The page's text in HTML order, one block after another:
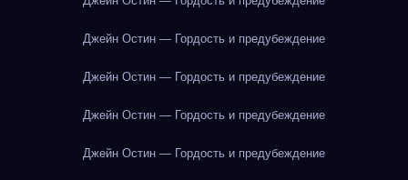
Джейн Остин — Гордость и предубеждение
Джейн Остин — Гордость и предубеждение
Джейн Остин — Гордость и предубеждение
Джейн Остин — Гордость и предубеждение